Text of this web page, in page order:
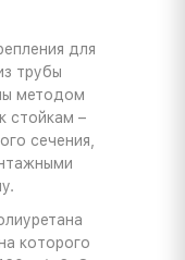
для
трубы
методом
стойкам –
сечения,
которого